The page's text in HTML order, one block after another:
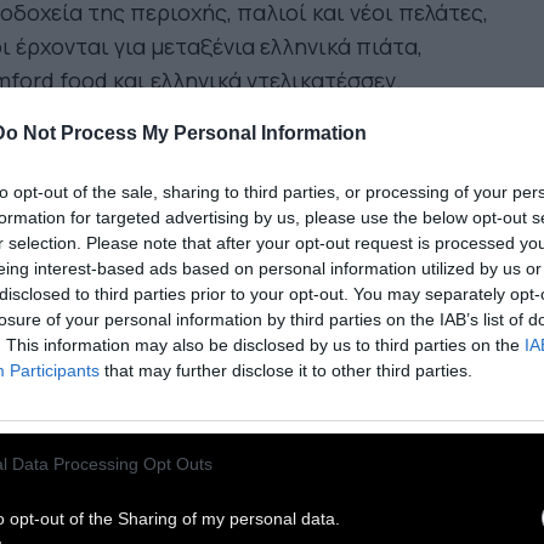
Not Process My Personal Information
opt-out of the sale, sharing to third parties, or processing of your
for targeted advertising by us, please use the below opt-out
selection. Please note that after your opt-out request is processed
interest-based ads based on personal information utilized by us
to third parties prior to your opt-out. You may separately
of your personal information by third parties on the IAB’s list of
This information may also be disclosed by us to third parties on the
Participants that may further disclose it to other third parties.
Data Processing Opt Outs
opt-out of the Sharing of my personal data.
της περιοχής, παλιοί και νέοι πελάτες,
έρχονται για μεταξένια ελληνικά πιάτα,
food και ελληνικά ντελικατέσσεν.
αν τα Ιλίσια πεδία είχαν ανάγκη από κάτι, αυτό
να έχει σωστά ποτά, ευγενική μουσική και
περιβάλλον, ένα spot που να σου δίνει
όταν δεν θέλεις να κατέβεις στο κέντρο.
υπάρχουν bar και ποτάδικα αλλά τα Cocktail
είναι μια κατηγορία από μόνα τους κι
η ευρύτερη γειτονιά απέκτησε το δικό
του βήματα, μέσα στον πρώτο του χειμώνα
μαζέψει ήδη τους θαμώνες του στο 7 της
ο Ηλίας Μαρινάκης που έχει μια μακρά